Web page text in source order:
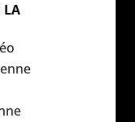
LA